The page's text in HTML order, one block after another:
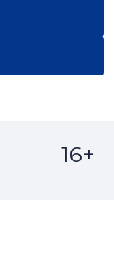
16+